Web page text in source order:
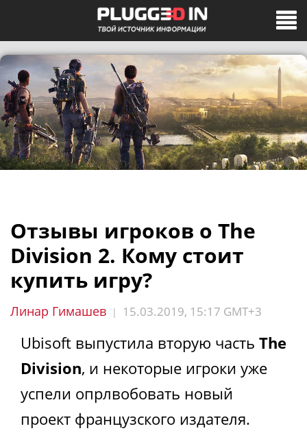
Отзывы игроков о The
Division 2. Кому стоит
купить игру?
Линар Гимашев | 15.03.2019, 15:17 GMT+3
Ubisoft выпустила вторую часть The
Division, и некоторые игроки уже
успели опрлвобовать новый
проект французского издателя.